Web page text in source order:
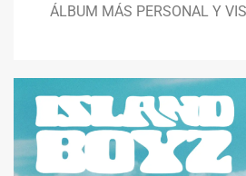
ÁLBUM MÁS PERSONAL Y